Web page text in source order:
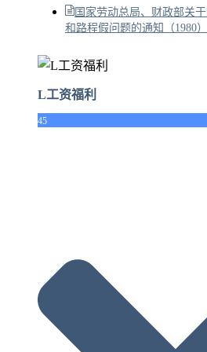
国家劳动总局、财政部关
和路程假问题的通知（1980）
L工资福利
45